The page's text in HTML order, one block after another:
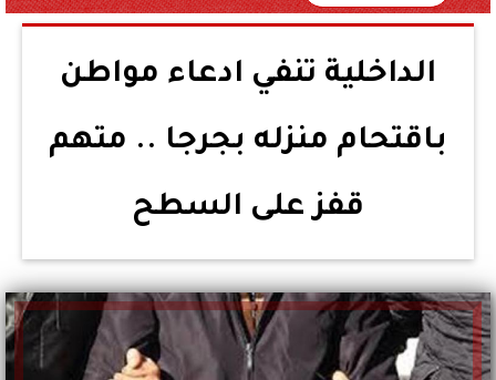
الداخلية تنفي ادعاء مواطن
باقتحام منزله بجرجا .. متهم
قفز على السطح